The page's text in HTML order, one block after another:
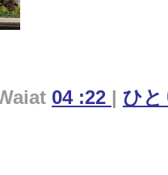
04 :22 | ひ